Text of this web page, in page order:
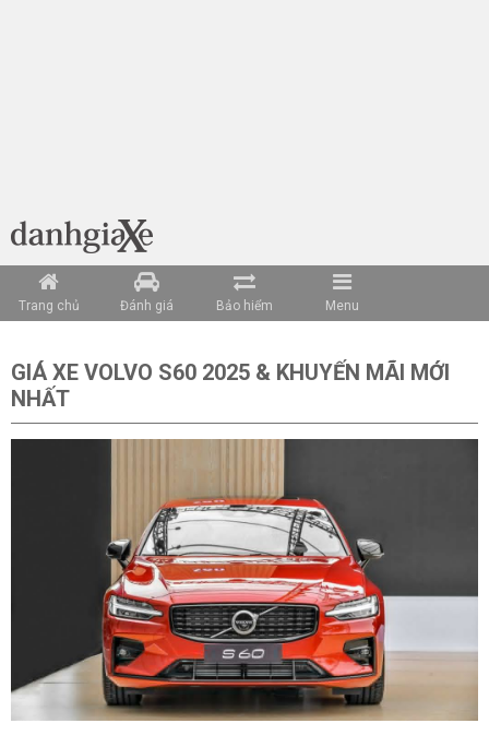
Trang chủ Đánh giá Bảo hiểm Menu
GIÁ XE VOLVO S60 2025 & KHUYẾN MÃI MỚI
NHẤT